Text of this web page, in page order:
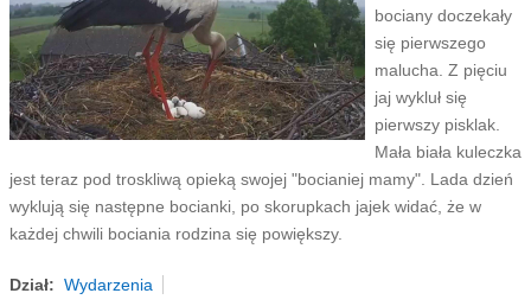
bociany doczekały
się pierwszego
malucha. Z pięciu
jaj wykluł się
pierwszy pisklak.
Mała biała kuleczka
jest teraz pod troskliwą opieką swojej "bocianiej mamy". Lada dzień
wyklują się następne bocianki, po skorupkach jajek widać, że w
każdej chwili bociania rodzina się powiększy.
Dział: Wydarzenia